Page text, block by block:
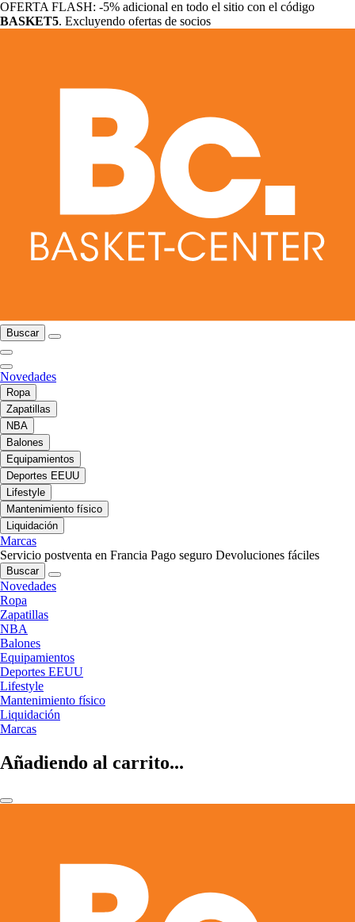
OFERTA FLASH: -5% adicional en todo el sitio con el código
BASKET5. Excluyendo ofertas de socios
Buscar
Novedades
Ropa
Zapatillas
NBA
Balones
Equipamientos
Deportes EEUU
Lifestyle
Mantenimiento físico
Liquidación
Marcas
Servicio postventa en Francia Pago seguro Devoluciones fáciles
Buscar
Novedades
Ropa
Zapatillas
NBA
Balones
Equipamientos
Deportes EEUU
Lifestyle
Mantenimiento físico
Liquidación
Marcas
Añadiendo al carrito...